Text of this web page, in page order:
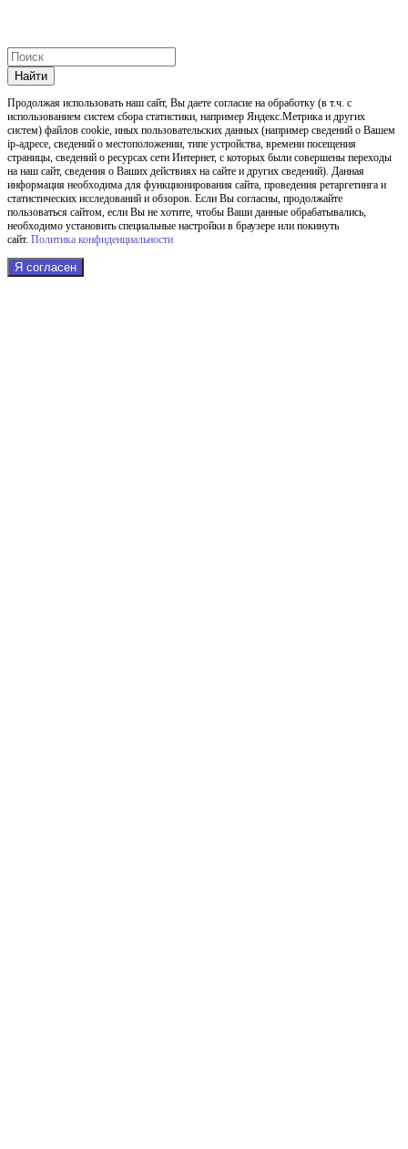
Найти
Продолжая использовать наш cайт, Вы даете согласие на обработку (в т.ч. с
использованием систем сбора статистики, например Яндекс.Метрика и других
систем) файлов cookie, иных пользовательских данных (например сведений о Вашем
ip-адресе, сведений о местоположении, типе устройства, времени посещения
страницы, сведений о ресурсах сети Интернет, с которых были совершены переходы
на наш сайт, сведения о Ваших действиях на сайте и других сведений). Данная
информация необходима для функционирования сайта, проведения ретаргетинга и
статистических исследований и обзоров. Если Вы согласны, продолжайте
пользоваться сайтом, если Вы не хотите, чтобы Ваши данные обрабатывались,
необходимо установить специальные настройки в браузере или покинуть
сайт. Политика конфиденциальности
Я согласен